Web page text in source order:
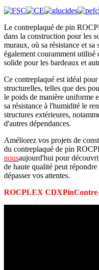
Le contreplaqué de pin
dans la construction pour les
muraux, où sa résistance et
également couramment utilisé
solide pour les bardeaux et
Ce contreplaqué est idéal
structurelles, telles que des
le poids de manière uniforme
sa résistance à l'humidité le
structures extérieures,
d'autres dépendances.
Améliorez vos projets de
du contreplaqué de pin
nousaujourd'hui pour
de haute qualité peut
dépasser vos attentes.
ROCPLEX CDXPin